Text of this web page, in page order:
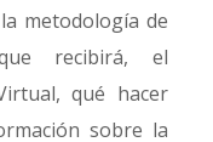
metodología de
recibirá, el
qué hacer
sobre la